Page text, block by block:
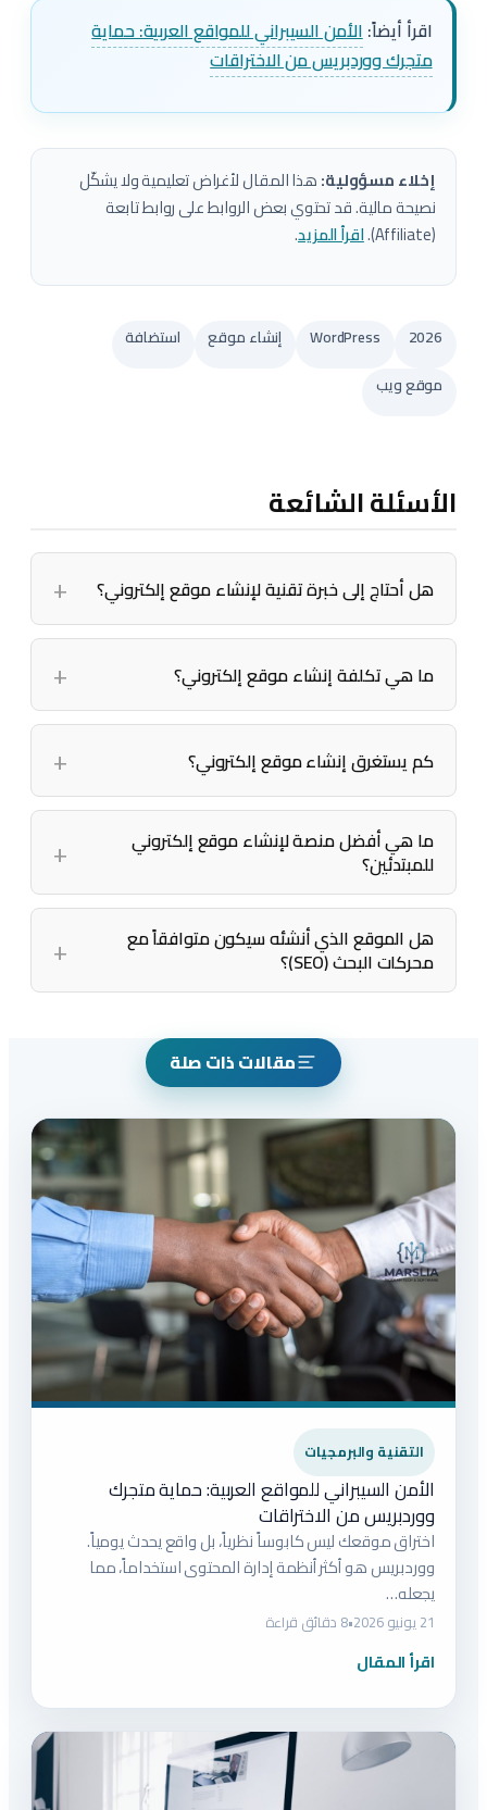
اقرأ أيضاً:الأمن السيبراني للمواقع العربية: حماية
متجرك ووردبريس من الاختراقات
إخلاء مسؤولية:هذا المقال لأغراض تعليمية ولا يشكّل
نصيحة مالية. قد تحتوي بعض الروابط على روابط تابعة
(Affiliate).
اقرأ المزيد.
2026
WordPress إنشاء موقع
استضافة
موقع ويب
الأسئلة الشائعة
هل أحتاج إلى خبرة تقنية لإنشاء موقع إلكتروني؟
ما هي تكلفة إنشاء موقع إلكتروني؟
كم يستغرق إنشاء موقع إلكتروني؟
ما هي أفضل منصة لإنشاء موقع إلكتروني
للمبتدئين؟
هل الموقع الذي أنشئه سيكون متوافقاً مع
محركات البحث (SEO)؟
مقالات ذات صلة
التقنية والبرمجيات
الأمن السيبراني للمواقع العربية: حماية متجرك
ووردبريس من الاختراقات
اختراق موقعك ليس كابوساً نظرياً، بل واقع يحدث يومياً.
ووردبريس هو أكثر أنظمة إدارة المحتوى استخداماً، مما
يجعله…
21 يونيو 2026 •8 دقائق قراءة
اقرأ المقال